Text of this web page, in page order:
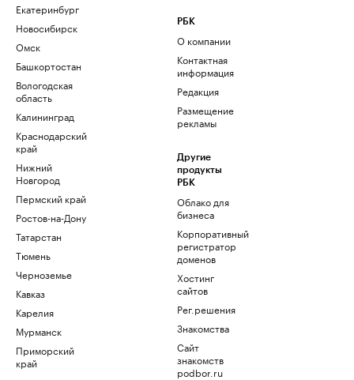
Екатеринбург
Новосибирск
Омск
Башкортостан
Вологодская
область
Калининград
Краснодарский
край
Нижний
Новгород
Пермский край
Ростов-на-Дону
Татарстан
Тюмень
Черноземье
Кавказ
Карелия
Мурманск
Приморский
край
РБК
О компании
Контактная
информация
Редакция
Размещение
рекламы
Другие
продукты
РБК
Облако для
бизнеса
Корпоративный
регистратор
доменов
Хостинг
сайтов
Рег.решения
Знакомства
Сайт
знакомств
podbor.ru